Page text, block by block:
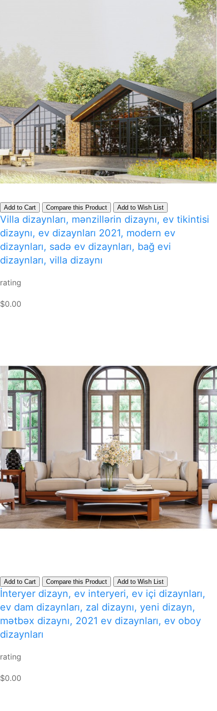
Add to Cart Compare this Product Add to Wish List
Villa dizaynları, mənzillərin dizaynı, ev tikintisi
dizaynı, ev dizaynları 2021, modern ev
dizaynları, sadə ev dizaynları, bağ evi
dizaynları, villa dizaynı
rating
$0.00
Add to Cart Compare this Product Add to Wish List
İnteryer dizayn, ev interyeri, ev içi dizaynları,
ev dam dizaynları, zal dizaynı, yeni dizayn,
mətbəx dizaynı, 2021 ev dizaynları, ev oboy
dizaynları
rating
$0.00